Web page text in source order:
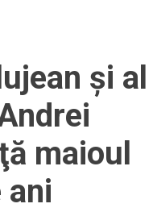
şi al
maioul
ani